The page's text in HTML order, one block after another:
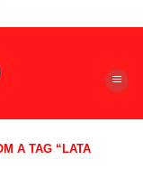
A TAG “LATA